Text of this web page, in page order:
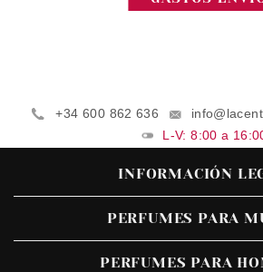
+34 600 862 636
L-V: 8:00 a
INFORMACIÓN
PERFUMES PARA
PERFUMES PARA